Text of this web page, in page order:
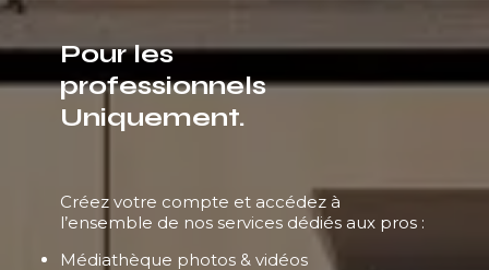
Pour les
professionnels
Uniquement.
Créez votre compte et accédez à
l’ensemble de nos services dédiés aux pros :
Médiathèque photos & vidéos